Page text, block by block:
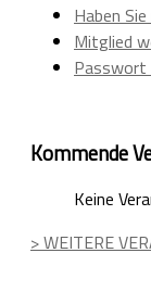
Haben
Mitglied
Passwort
Kommende
Keine
> WEITERE